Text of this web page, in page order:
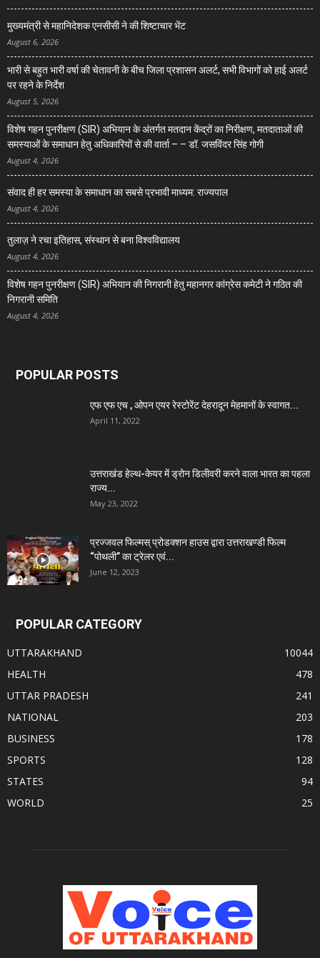
मुख्यमंत्री से महानिदेशक एनसीसी ने की शिष्टाचार भेंट
August 6, 2026
भारी से बहुत भारी वर्षा की चेतावनी के बीच जिला प्रशासन अलर्ट, सभी विभागों को हाई अलर्ट
पर रहने के निर्देश
August 5, 2026
विशेष गहन पुनरीक्षण (SIR) अभियान के अंतर्गत मतदान केंद्रों का निरीक्षण, मतदाताओं की
समस्याओं के समाधान हेतु अधिकारियों से की वार्ता – – डॉ. जसविंदर सिंह गोगी
August 4, 2026
संवाद ही हर समस्या के समाधान का सबसे प्रभावी माध्यम: राज्यपाल
August 4, 2026
तुलाज़ ने रचा इतिहास, संस्थान से बना विश्वविद्यालय
August 4, 2026
विशेष गहन पुनरीक्षण (SIR) अभियान की निगरानी हेतु महानगर कांग्रेस कमेटी ने गठित की
निगरानी समिति
August 4, 2026
POPULAR POSTS
एफ एफ एच , ओपन एयर रेस्टोरेंट देहरादून मेहमानों के स्वागत...
April 11, 2022
उत्तराखंड हेल्थ-केयर में ड्रोन डिलीवरी करने वाला भारत का पहला
राज्य...
May 23, 2022
प्रज्जवल फिल्मस् प्रोडक्शन हाउस द्वारा उत्तराखण्डी फिल्म
“पोथली” का ट्रेलर एवं...
June 12, 2023
POPULAR CATEGORY
UTTARAKHAND
10044
HEALTH
478
UTTAR PRADESH
241
NATIONAL
203
BUSINESS
178
SPORTS
128
STATES
94
WORLD
25